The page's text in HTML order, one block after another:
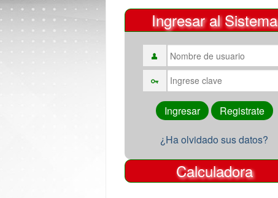
Ingresar al Sistema
¿Ha olvidado sus datos?
Calculadora